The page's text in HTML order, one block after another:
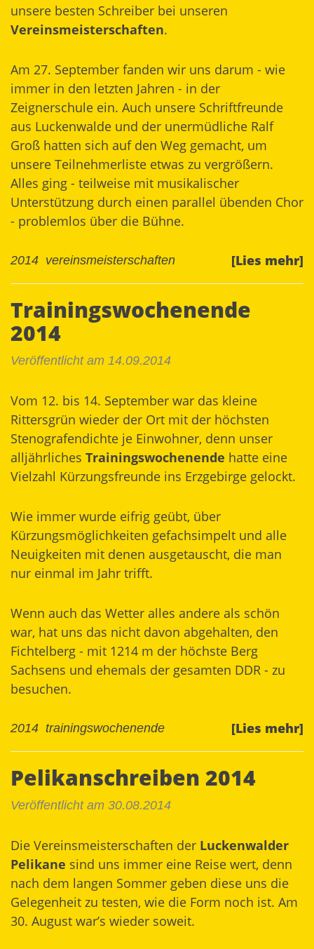
unsere besten Schreiber bei unseren
Vereinsmeisterschaften.
Am 27. September fanden wir uns darum - wie
immer in den letzten Jahren - in der
Zeignerschule ein. Auch unsere Schriftfreunde
aus Luckenwalde und der unermüdliche Ralf
Groß hatten sich auf den Weg gemacht, um
unsere Teilnehmerliste etwas zu vergrößern.
Alles ging - teilweise mit musikalischer
Unterstützung durch einen parallel übenden Chor
- problemlos über die Bühne.
[Lies mehr]
2014 vereinsmeisterschaften
Trainingswochenende
2014
Veröffentlicht am 14.09.2014
Vom 12. bis 14. September war das kleine
Rittersgrün wieder der Ort mit der höchsten
Stenografendichte je Einwohner, denn unser
alljährliches Trainingswochenende hatte eine
Vielzahl Kürzungsfreunde ins Erzgebirge gelockt.
Wie immer wurde eifrig geübt, über
Kürzungsmöglichkeiten gefachsimpelt und alle
Neuigkeiten mit denen ausgetauscht, die man
nur einmal im Jahr trifft.
Wenn auch das Wetter alles andere als schön
war, hat uns das nicht davon abgehalten, den
Fichtelberg - mit 1214 m der höchste Berg
Sachsens und ehemals der gesamten DDR - zu
besuchen.
[Lies mehr]
2014 trainingswochenende
Pelikanschreiben 2014
Veröffentlicht am 30.08.2014
Die Vereinsmeisterschaften der Luckenwalder
Pelikane sind uns immer eine Reise wert, denn
nach dem langen Sommer geben diese uns die
Gelegenheit zu testen, wie die Form noch ist. Am
30. August war’s wieder soweit.